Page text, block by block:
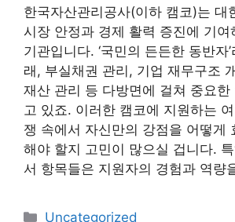
한국자산관리공사(이하 캠코)는 대
시장 안정과 경제 활력 증진에 기여
기관입니다. ‘국민의 든든한 동반자
래, 부실채권 관리, 기업 재무구조
재산 관리 등 다방면에 걸쳐 중요한
고 있죠. 이러한 캠코에 지원하는
쟁 속에서 자신만의 강점을 어떻게
해야 할지 고민이 많으실 겁니다.
서 항목들은 지원자의 경험과 역량
카
Uncategorized